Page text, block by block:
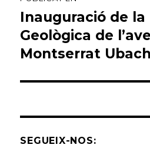
d'entrades
Inauguració de la
Geològica de
Montserrat Ubach
SEGUEIX-NOS: